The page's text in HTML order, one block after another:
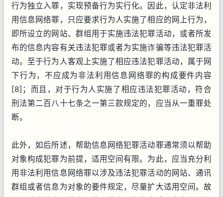
行为独立入罪，实现预备行为实行化。因此，认定非法利
用信息网络罪，只应要求行为人实施了相应的网上行为，
即所设立的网站、群组用于实施违法犯罪活动，或者所发
布的信息内容有关违法犯罪或者为实施诈骗等违法犯罪活
动。至于行为人客观上实施了相应违法犯罪活动，属于网
下行为，不应成为非法利用信息网络罪的构成要件内容
[8]；而且，对于行为人实施了相应违法犯罪活动，符合
刑法第二百八十七条之一第三款规定的，应当从一重罪处
断。
此外，如后所述，帮助信息网络犯罪活动罪通常须以帮助
对象构成犯罪为前提，适用空间有限。为此，应当充分利
用非法利用信息网络罪以涉及违法犯罪活动的网站、通讯
群组或者信息为对象的要件规定，尽量扩大适用空间。故